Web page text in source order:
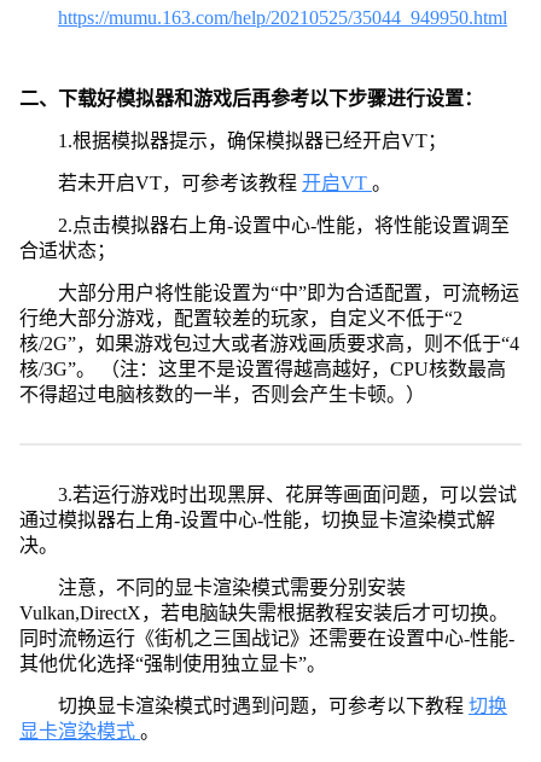
https://mumu.163.com/help/20210525/35044_949950.html
二、下载好模拟器和游戏后再参考以下步骤进行设置：
1.根据模拟器提示，确保模拟器已经开启VT；
若未开启VT，可参考该教程 开启VT 。
2.点击模拟器右上角-设置中心-性能，将性能设置调至
合适状态；
大部分用户将性能设置为“中”即为合适配置，可流畅运
行绝大部分游戏，配置较差的玩家，自定义不低于“2
核/2G”，如果游戏包过大或者游戏画质要求高，则不低于“4
核/3G”。 （注：这里不是设置得越高越好，CPU核数最高
不得超过电脑核数的一半，否则会产生卡顿。）
3.若运行游戏时出现黑屏、花屏等画面问题，可以尝试
通过模拟器右上角-设置中心-性能，切换显卡渲染模式解
决。
注意，不同的显卡渲染模式需要分别安装
Vulkan,DirectX，若电脑缺失需根据教程安装后才可切换。
同时流畅运行《街机之三国战记》还需要在设置中心-性能-
其他优化选择“强制使用独立显卡”。
切换显卡渲染模式时遇到问题，可参考以下教程 切换
显卡渲染模式 。